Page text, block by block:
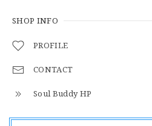
SHOP INFO
PROFILE
CONTACT
Soul Buddy HP